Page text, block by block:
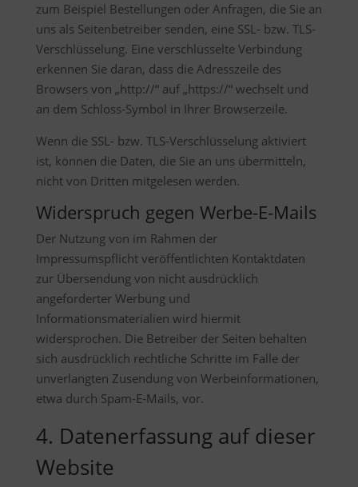
zum Beispiel Bestellungen oder Anfragen, die Sie an
uns als Seitenbetreiber senden, eine SSL- bzw. TLS-
Verschlüsselung. Eine verschlüsselte Verbindung
erkennen Sie daran, dass die Adresszeile des
Browsers von „http://“ auf „https://“ wechselt und
an dem Schloss-Symbol in Ihrer Browserzeile.
Wenn die SSL- bzw. TLS-Verschlüsselung aktiviert
ist, können die Daten, die Sie an uns übermitteln,
nicht von Dritten mitgelesen werden.
Widerspruch gegen Werbe-E-Mails
Der Nutzung von im Rahmen der
Impressumspflicht veröffentlichten Kontaktdaten
zur Übersendung von nicht ausdrücklich
angeforderter Werbung und
Informationsmaterialien wird hiermit
widersprochen. Die Betreiber der Seiten behalten
sich ausdrücklich rechtliche Schritte im Falle der
unverlangten Zusendung von Werbeinformationen,
etwa durch Spam-E-Mails, vor.
4. Datenerfassung auf dieser
Website